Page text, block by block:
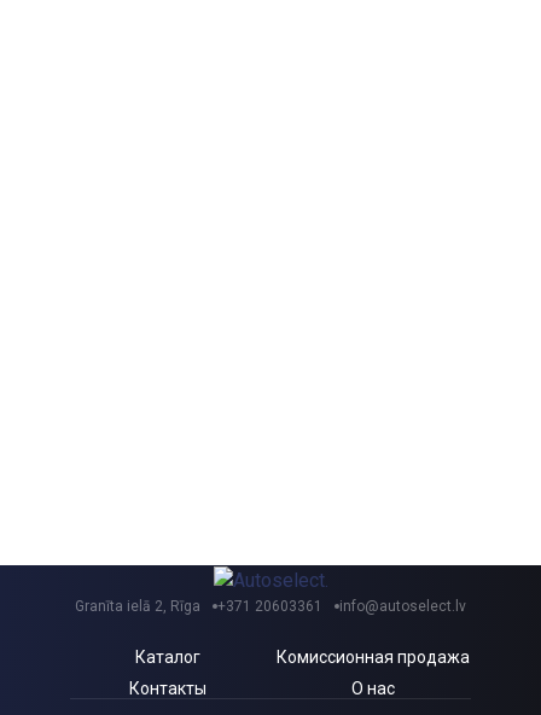
Granīta ielā 2, Rīga +371 20603361 info@autoselect.lv
Каталог
Комиссионная продажа
Контакты
О нас